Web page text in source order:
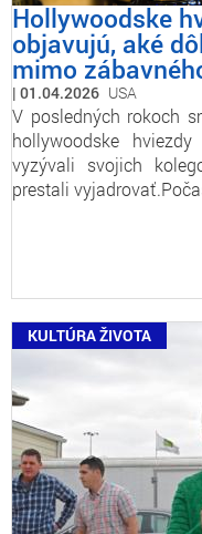
Hollywoodske
objavujú, aké
mimo
01.04.2026 USA
V posledných rokoch
hollywoodske
vyzývali svojich
prestali
KULTÚRA ŽIVOTA